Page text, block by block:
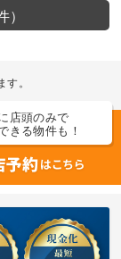
）
す。
店頭のみで
きる物件も！